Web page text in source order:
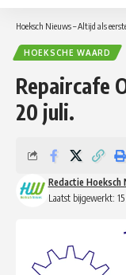
Hoeksch Nieuws – Altijd als
HOEKSCHE WAARD
Repaircafe
20 juli.
Laatst bijgewerkt:
Redactie Hoeksch